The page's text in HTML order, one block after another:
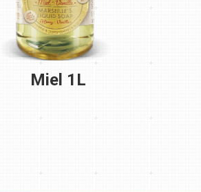
Miel 1L